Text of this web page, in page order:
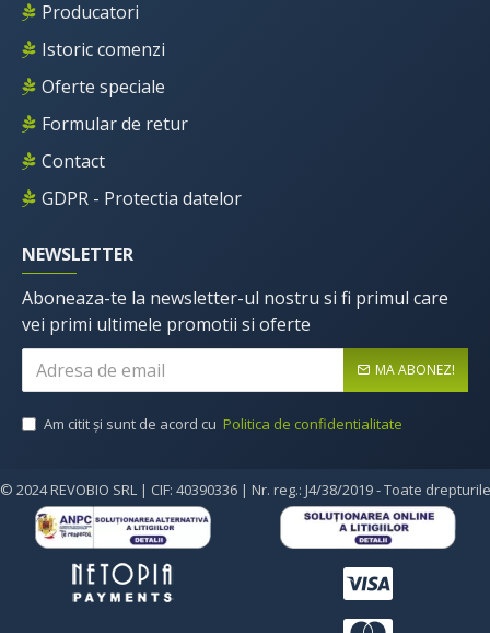
Producatori
Istoric comenzi
Oferte speciale
Formular de retur
Contact
GDPR - Protectia datelor
NEWSLETTER
Aboneaza-te la newsletter-ul nostru si fi primul care
vei primi ultimele promotii si oferte
MA ABONEZ!
Am citit şi sunt de acord cu Politica de confidentialitate
© 2024 REVOBIO SRL | CIF: 40390336 | Nr. reg.: J4/38/2019 - Toate